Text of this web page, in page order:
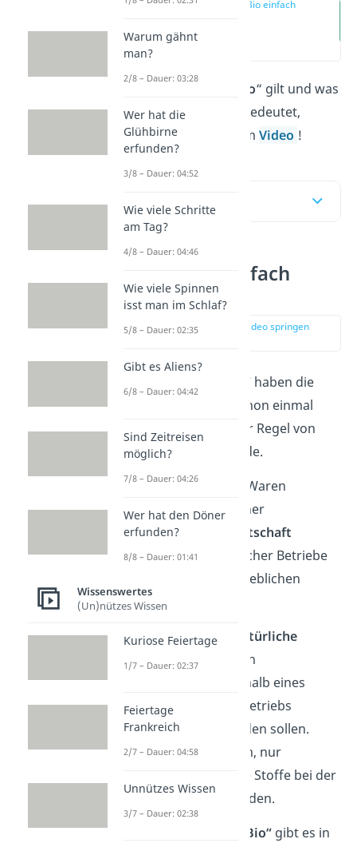
Was ist Bio einfach
Ab wann etwas als „ Bio“ gilt und was
das für Lebensmittel bedeutet,
erfährst du hier
und imVideo !
Was ist Bio einfach
erklärt
zur Stelle im Video springen
Bio“ haben die
meisten Menschen schon einmal
gehört. Dabei ist in der Regel von
Lebensmitteln
die Rede.
Als „Bio“ werden hier Waren
bezeichnet, die aus einer
biologischen Landwirtschaft
stammen. Das Ziel solcher Betriebe
ist es, einen innerbetrieblichen
Kreislauf herzustellen.
Das bedeutet, dass
natürliche
Erzeugnisse , aber auch
Abfallprodukte, innerhalb eines
landwirtschaftlichen Betriebs
weiterverwendet werden sollen.
Dadurch ist es möglich, nur
eingeschränkt externe Stoffe bei der
Produktion zu verwenden.
Bio“ gibt es in
Warum gähnt
man?
2/8 – Dauer: 03:28
Wer hat die
Glühbirne
erfunden?
3/8 – Dauer: 04:52
Wie viele Schritte
am Tag?
4/8 – Dauer: 04:46
Wie viele Spinnen
isst man im Schlaf?
5/8 – Dauer: 02:35
Gibt es Aliens?
6/8 – Dauer: 04:42
Sind Zeitreisen
möglich?
7/8 – Dauer: 04:26
Wer hat den Döner
erfunden?
8/8 – Dauer: 01:41
Wissenswertes
(Un)nützes Wissen
Kuriose Feiertage
1/7 – Dauer: 02:37
Feiertage
Frankreich
2/7 – Dauer: 04:58
Unnützes Wissen
3/7 – Dauer: 02:38